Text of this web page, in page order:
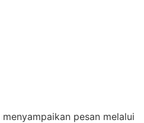
pesan melalui